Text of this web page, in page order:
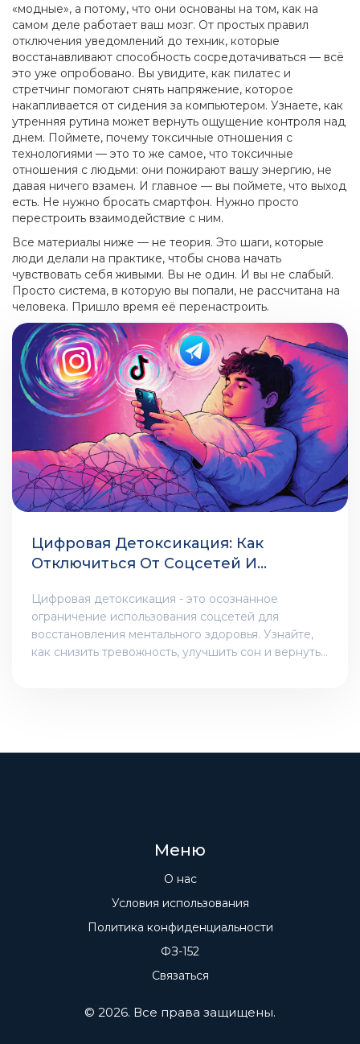
«модные», а потому, что они основаны на том, как на
самом деле работает ваш мозг. От простых правил
отключения уведомлений до техник, которые
восстанавливают способность сосредотачиваться — всё
это уже опробовано. Вы увидите, как пилатес и
стретчинг помогают снять напряжение, которое
накапливается от сидения за компьютером. Узнаете, как
утренняя рутина может вернуть ощущение контроля над
днем. Поймете, почему токсичные отношения с
технологиями — это то же самое, что токсичные
отношения с людьми: они пожирают вашу энергию, не
давая ничего взамен. И главное — вы поймете, что выход
есть. Не нужно бросать смартфон. Нужно просто
перестроить взаимодействие с ним.
Все материалы ниже — не теория. Это шаги, которые
люди делали на практике, чтобы снова начать
чувствовать себя живыми. Вы не один. И вы не слабый.
Просто система, в которую вы попали, не рассчитана на
человека. Пришло время её перенастроить.
Цифровая Детоксикация: Как
Отключиться От Соцсетей И
Цифровая детоксикация - это осознанное
ограничение использования соцсетей для
восстановления ментального здоровья. Узнайте,
как снизить тревожность, улучшить сон и вернуть
Меню
О нас
Условия использования
Политика конфиденциальности
ФЗ-152
Связаться
© 2026. Все права защищены.